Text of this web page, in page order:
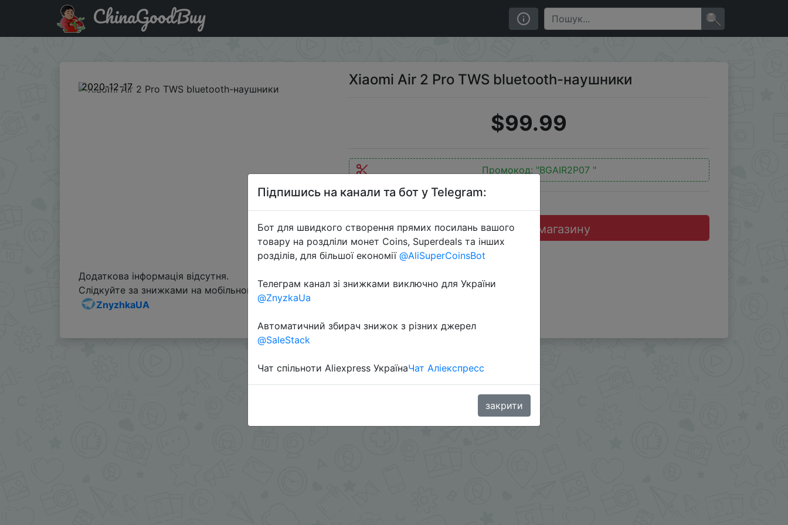
Придбати по знижці BGAIR2P07 Xiaomi Air 2 Pro TWS bluetooth-наушники
ChinaGoodBuy
2020-12-17 Xiaomi Air 2 Pro TWS bluetooth-наушники
$99.99
Промокод: "BGAIR2P07 "
Перейти до магазину
Додаткова інформація відсутня.
Слідкуйте за знижками на мобільному, в телеграм каналі:
ZnyzhkaUA
Підпишись на канали та бот у Telegram:
Бот для швидкого створення прямих посилань вашого
товару на роздліли монет Coins, Superdeals та інших
розділів, для більшої економії @AliSuperCoinsBot
Телеграм канал зі знижками виключно для України
@ZnyzkaUa
Автоматичний збирач знижок з різних джерел
@SaleStack
Чат спільноти Aliexpress УкраїнаЧат Аліекспресс
закрити